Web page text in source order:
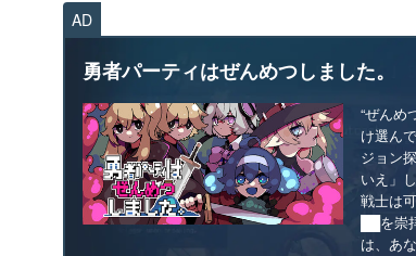
AD
勇者パーティはぜんめつしました。
“ぜんめ
け選ん
ジョン
いえ」
戦士は
██を崇
は、あ